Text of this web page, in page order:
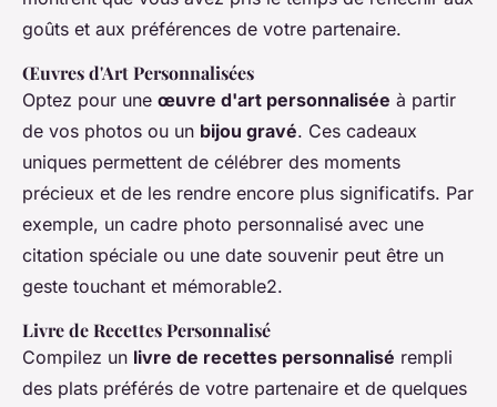
goûts et aux préférences de votre partenaire.
Œuvres d'Art Personnalisées
Optez pour une œuvre d'art personnalisée à partir
de vos photos ou un bijou gravé. Ces cadeaux
uniques permettent de célébrer des moments
précieux et de les rendre encore plus significatifs. Par
exemple, un cadre photo personnalisé avec une
citation spéciale ou une date souvenir peut être un
geste touchant et mémorable2.
Livre de Recettes Personnalisé
Compilez un livre de recettes personnalisé rempli
des plats préférés de votre partenaire et de quelques